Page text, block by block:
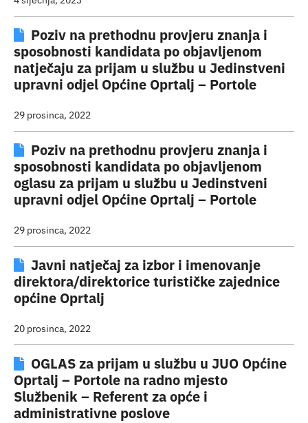
Poziv na prethodnu provjeru znanja i
sposobnosti kandidata po objavljenom
natječaju za prijam u službu u Jedinstveni
upravni odjel Općine Oprtalj – Portole
29 prosinca, 2022
Poziv na prethodnu provjeru znanja i
sposobnosti kandidata po objavljenom
oglasu za prijam u službu u Jedinstveni
upravni odjel Općine Oprtalj – Portole
29 prosinca, 2022
Javni natječaj za izbor i imenovanje
direktora/direktorice turističke zajednice
općine Oprtalj
20 prosinca, 2022
OGLAS za prijam u službu u JUO Općine
Oprtalj – Portole na radno mjesto
Službenik – Referent za opće i
administrativne poslove